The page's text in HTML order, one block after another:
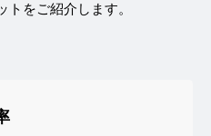
をご紹介します。